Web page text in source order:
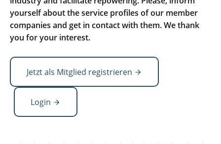
yourself about the service profiles of our member
companies and get in contact with them. We thank
you for your interest.
Jetzt als Mitglied registrieren
Login